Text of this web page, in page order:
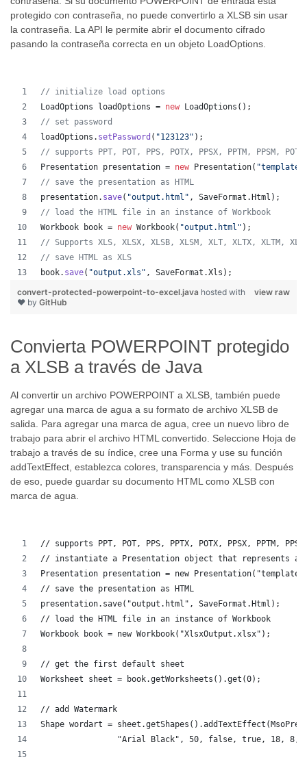
protegido con contraseña, no puede convertirlo a XLSB sin usar
la contraseña. La API le permite abrir el documento cifrado
pasando la contraseña correcta en un objeto LoadOptions.
// initialize load options
LoadOptions
loadOptions = new LoadOptions ();
// set password
loadOptions . setPassword ( "123123" );
// supports PPT, POT, PPS, POTX, PPSX, PPTM, PPSM,
Presentation presentation = new Presentation(
// save the presentation as HTML
presentation. save( "output.html" , SaveFormat . Html );
// load the HTML file in an instance of Workbook
Workbook
book = new Workbook( "output.html" );
// Supports XLS, XLSX, XLSB, XLSM, XLT, XLTX, XLTM,
// save HTML as XLS
book. save( "output.xls" , SaveFormat .Xls );
view raw
convert-protected-powerpoint-to-excel.java hosted with
❤ by GitHub
Convierta POWERPOINT protegido
a XLSB a través de Java
Al convertir un archivo POWERPOINT a XLSB, también puede
agregar una marca de agua a su formato de archivo XLSB de
salida. Para agregar una marca de agua, cree un nuevo libro de
trabajo para abrir el archivo HTML convertido. Seleccione Hoja de
trabajo a través de su índice, cree una Forma y use su función
addTextEffect, establezca colores, transparencia y más. Después
de eso, puede guardar su documento HTML como XLSB con
marca de agua.
// supports PPT, POT, PPS, PPTX, POTX, PPSX, PPTM,
// instantiate a Presentation object that represents a
Presentation presentation = new
// save the presentation as HTML
presentation.save("output.html", SaveFormat.Html);
// load the HTML file in an instance of Workbook
Workbook book = new Workbook("XlsxOutput.xlsx");
// get the first default sheet
Worksheet sheet = book.getWorksheets().get(0);
// add Watermark
Shape wordart =
"Arial Black", 50, false, true, 18, 8,